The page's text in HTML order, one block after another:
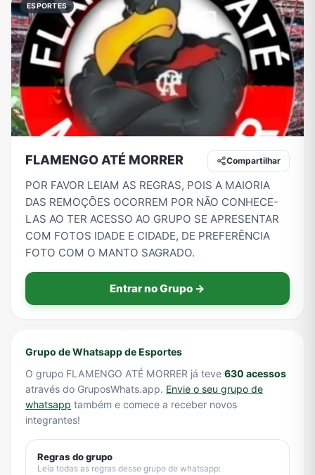
Notícias Outros Política Profissões
Receitas Redes Sociais Religião Shitpost
Vídeos
ESPORTES
FLAMENGO ATÉ MORRER Compartilhar
POR FAVOR LEIAM AS REGRAS, POIS A MAIORIA
DAS REMOÇÕES OCORREM POR NÃO CONHECE-
LAS AO TER ACESSO AO GRUPO SE APRESENTAR
COM FOTOS IDADE E CIDADE, DE PREFERÊNCIA
FOTO COM O MANTO SAGRADO.
Entrar no Grupo →
Grupo de Whatsapp de Esportes
O grupo FLAMENGO ATÉ MORRER já teve 630 acessos
através do GruposWhats.app. Envie o seu grupo de
whatsapp também e comece a receber novos
integrantes!
Regras do grupo
Leia todas as regras desse grupo de whatsapp: